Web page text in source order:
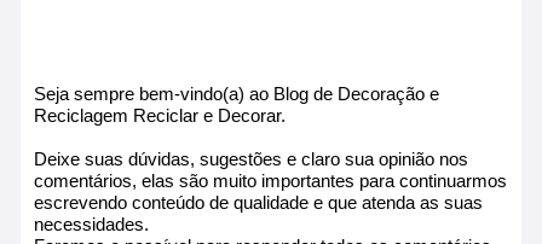
Seja sempre bem-vindo(a) ao Blog de Decoração e
Reciclagem Reciclar e Decorar.
Deixe suas dúvidas, sugestões e claro sua opinião nos
comentários, elas são muito importantes para continuarmos
escrevendo conteúdo de qualidade e que atenda as suas
necessidades.